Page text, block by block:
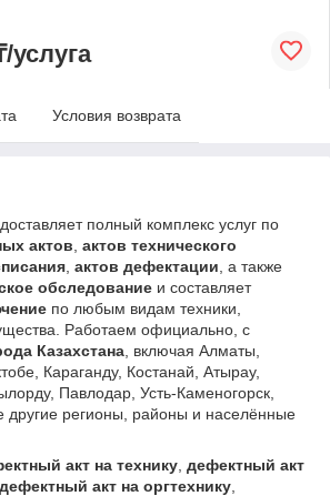
услуга
Условия возврата
полный комплекс услуг по
актов актов технического
актов дефектации , а также
обследование и составляет
по любым видам техники,
Работаем официально, с
Казахстана , включая Алматы,
Караганду, Костанай, Атырау,
Павлодар, Усть-Каменогорск,
другие регионы, районы и населённые
акт на технику дефектный акт
дефектный акт на оргтехнику